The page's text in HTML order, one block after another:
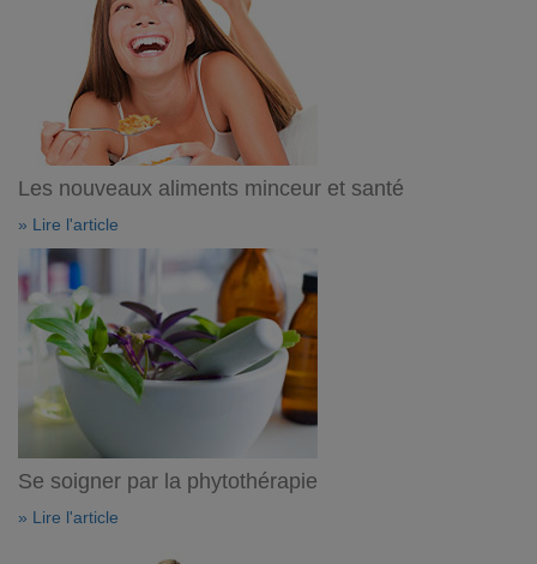
Les nouveaux aliments minceur et santé
» Lire l'article
Se soigner par la phytothérapie
» Lire l'article